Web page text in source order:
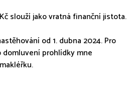
slouží jako vratná finanční jistota.
od 1. dubna 2024. Pro
prohlídky mne